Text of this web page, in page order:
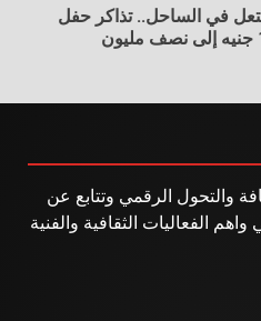
في الساحل.. تذاكر حفل
والتحول الرقمي وتتابع عن
الفعاليات الثقافية والفنية